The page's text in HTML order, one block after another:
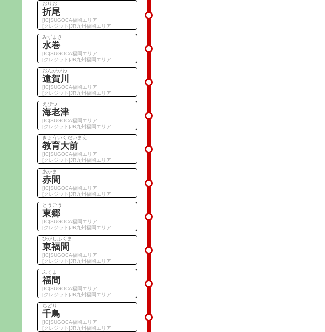
おりお
折尾
[IC]SUGOCA福岡エリア
[クレジット]JR九州福岡エリア
みずまき
水巻
[IC]SUGOCA福岡エリア
[クレジット]JR九州福岡エリア
おんががわ
遠賀川
[IC]SUGOCA福岡エリア
[クレジット]JR九州福岡エリア
えびつ
海老津
[IC]SUGOCA福岡エリア
[クレジット]JR九州福岡エリア
きょういくだいまえ
教育大前
[IC]SUGOCA福岡エリア
[クレジット]JR九州福岡エリア
あかま
赤間
[IC]SUGOCA福岡エリア
[クレジット]JR九州福岡エリア
とうごう
東郷
[IC]SUGOCA福岡エリア
[クレジット]JR九州福岡エリア
ひがしふくま
東福間
[IC]SUGOCA福岡エリア
[クレジット]JR九州福岡エリア
ふくま
福間
[IC]SUGOCA福岡エリア
[クレジット]JR九州福岡エリア
ちどり
千鳥
[IC]SUGOCA福岡エリア
[クレジット]JR九州福岡エリア